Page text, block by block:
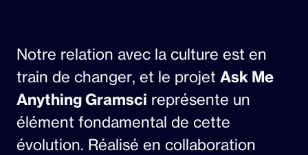
Notre relation avec la culture est en
train de changer, et le projet Ask Me
Anything Gramsci représente un
élément fondamental de cette
évolution. Réalisé en collaboration